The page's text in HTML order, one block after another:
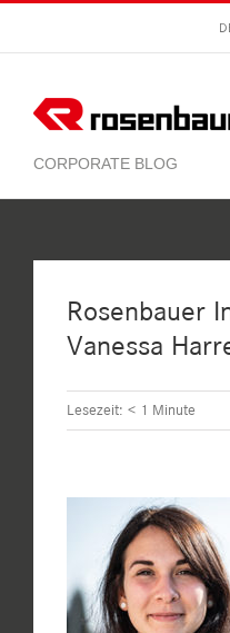
springen
Rosenbauer
Vanessa
Lesezeit: < 1 Minute